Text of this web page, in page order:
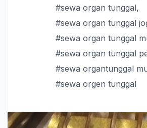
#sewa organ tunggal,
#sewa organ tunggal
#sewa organ tunggal
#sewa organ tunggal
#sewa organtunggal
#sewa orgen tunggal